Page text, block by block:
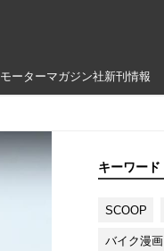
モーターマガジン社新刊情報
キーワード
SCOOP
バイク漫画